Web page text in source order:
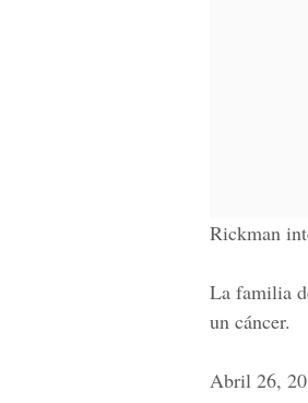
Rickman
La familia
un cáncer.
Abril 26,